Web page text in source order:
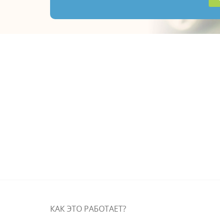
КАК ЭТО РАБОТАЕT?